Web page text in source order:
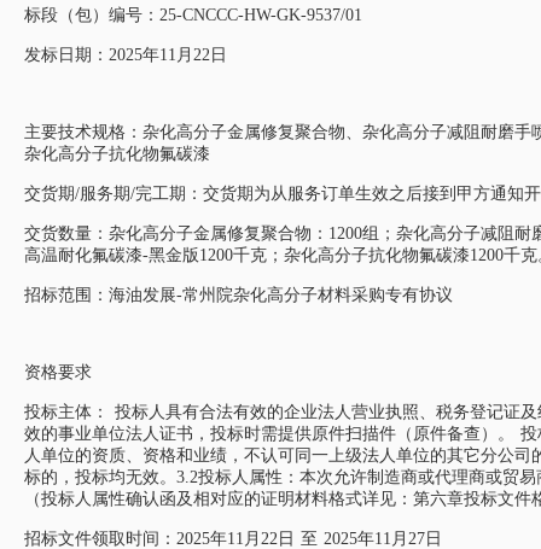
标段（包）编号：25-CNCCC-HW-GK-9537/01
发标日期：2025年11月22日
主要技术规格：杂化高分子金属修复聚合物、杂化高分子减阻耐磨
杂化高分子抗化物氟碳漆
交货期/服务期/完工期：交货期为从服务订单生效之后接到甲方通知
交货数量：杂化高分子金属修复聚合物：1200组；杂化高分子减阻
高温耐化氟碳漆-黑金版1200千克；杂化高分子抗化物氟碳漆1200千
招标范围：海油发展-常州院杂化高分子材料采购专有协议
资格要求
投标主体： 投标人具有合法有效的企业法人营业执照、税务登记证
效的事业单位法人证书，投标时需提供原件扫描件（原件备查）。
人单位的资质、资格和业绩，不认可同一上级法人单位的其它分公
标的，投标均无效。3.2投标人属性：本次允许制造商或代理商或贸
（投标人属性确认函及相对应的证明材料格式详见：第六章投标文件
招标文件领取时间：2025年11月22日 至 2025年11月27日